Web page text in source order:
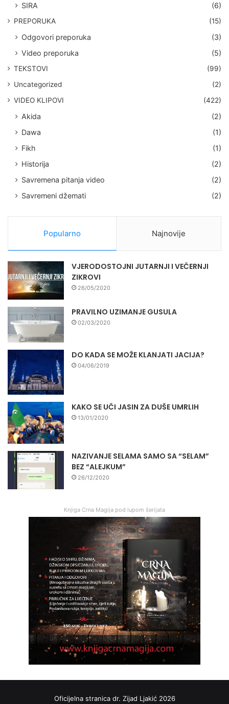
SIRA
(6)
PREPORUKA (15)
Odgovori preporuka
(3)
Video preporuka
(5)
TEKSTOVI
(99)
Uncategorized
(2)
VIDEO KLIPOVI
(422)
Akida
(2)
Dawa
(1)
Fikh
(1)
Historija
(2)
Savremena pitanja video
(2)
Savremeni džemati
(2)
Popularno Najnovije
VJERODOSTOJNI JUTARNJI I VEČERNJI
ZIKROVI
26/05/2020
PRAVILNO UZIMANJE GUSULA
02/03/2020
DO KADA SE MOŽE KLANJATI JACIJA?
04/06/2019
KAKO SE UČI JASIN ZA DUŠE UMRLIH
13/01/2020
NAZIVANJE SELAMA SAMO SA “SELAM”
BEZ “ALEJKUM”
26/12/2020
Knjiga Crna Magija pod lupom šerijata
Oficijelna stranica dr. Zijad Ljakić 2026